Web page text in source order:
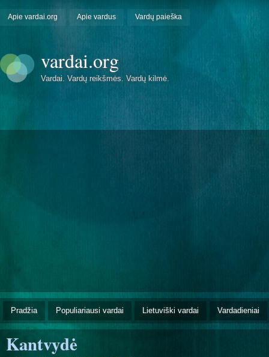
Apie vardai.org Apie vardus Vardų paieška
vardai.org
Vardai. Vardų reikšmės. Vardų kilmė.
Pradžia Populiariausi vardai Lietuviški vardai Vardadieniai
Kantvydė